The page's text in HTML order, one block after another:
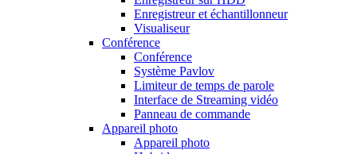
Enregistreur et échantillonneur
Visualiseur
Conférence
Conférence
Système Pavlov
Limiteur de temps de parole
Interface de Streaming vidéo
Panneau de commande
Appareil photo
Appareil photo